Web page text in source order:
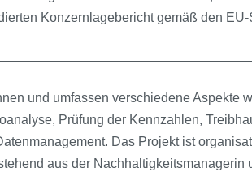
Konzernlagebericht gemäß den
und umfassen verschiedene Aspekte
Prüfung der Kennzahlen,
Das Projekt ist
aus der Nachhaltigkeitsmanagerin